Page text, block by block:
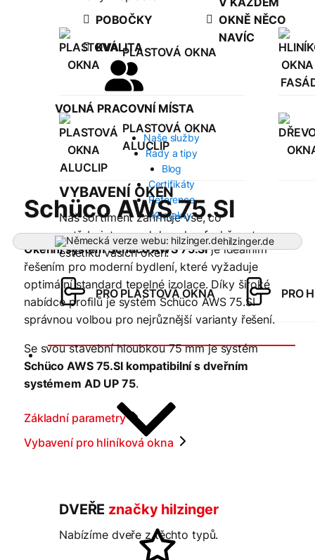
PLASTOVÁ OKNA
PLASTOVÁ OKNA
ALUCLIP
VYBAVENÍ OKEN
Náš sortiment zahrnuje vše, co
potřebujete pro dokonalou funkčnost a
estetiku vašich oken.
PRO PLASTOVÁ OKNA PRO
Dveře
DVEŘE značky hilzinger
Nabízíme dveře z těchto typů.
POBOČKY
KVALITA
OKNĚ NĚCO
NAVÍC
VOLNÁ PRACOVNÍ MÍSTA
Naše služby
Rady a tipy
Blog
Certifikáty
Reference
Kontakty
hilzinger.de
Schüco AWS 75.SI
Okenní systém Schüco AWS 75.SIje ideálním
řešením pro moderní bydlení, které vyžaduje
optimální standard tepelné izolace. Díky široké
nabídce profilů je systém Schüco AWS 75.SI
správnou volbou pro nejrůznější varianty řešení.
Se svou stavební hloubkou 75 mm je systém
Schüco AWS 75.SI kompatibilní s dveřním
systémem AD UP 75.
Základní parametry
Vybavení pro hliníková okna